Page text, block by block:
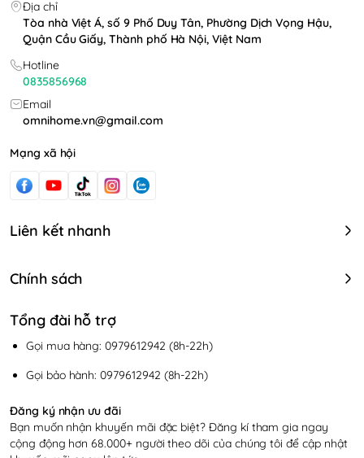
Địa chỉ
Tòa nhà Việt Á, số 9 Phố Duy Tân, Phường Dịch Vọng Hậu,
Quận Cầu Giấy, Thành phố Hà Nội, Việt Nam
Hotline
0835856968
Email
omnihome.vn@gmail.com
Mạng xã hội
Liên kết nhanh
Chính sách
Tổng đài hỗ trợ
Gọi mua hàng: 0979612942 (8h-22h)
Gọi bảo hành: 0979612942 (8h-22h)
Đăng ký nhận ưu đãi
Bạn muốn nhận khuyến mãi đặc biệt? Đăng kí tham gia ngay
cộng động hơn 68.000+ người theo dõi của chúng tôi để cập nhật